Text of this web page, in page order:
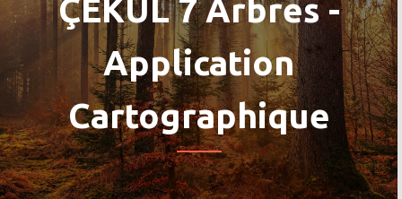
ÇEKÜL 7 Arbres -
Application
Cartographique